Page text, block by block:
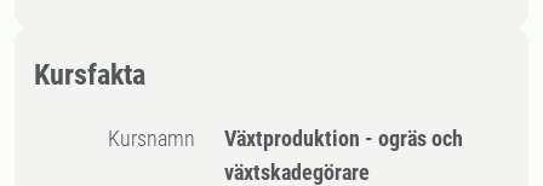
Kursfakta
Kursnamn
Växtproduktion - ogräs och
växtskadegörare